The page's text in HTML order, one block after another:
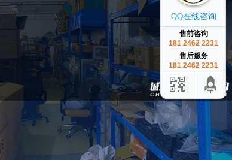
QQ在线咨询
售前咨询
181 2462 2231
售后服务
181 2462 2231